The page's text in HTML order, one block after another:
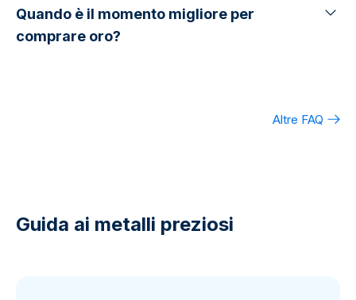
Quando è il momento migliore per
comprare oro?
Altre FAQ
Guida ai metalli preziosi